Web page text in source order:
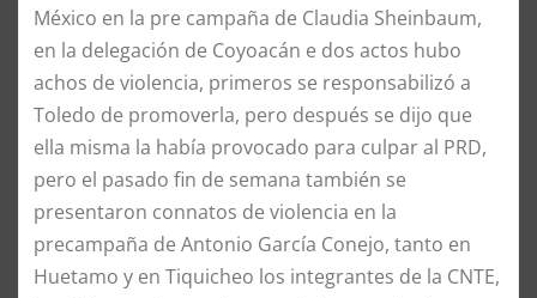
México en la pre campaña de Claudia Sheinbaum,
en la delegación de Coyoacán e dos actos hubo
achos de violencia, primeros se responsabilizó a
Toledo de promoverla, pero después se dijo que
ella misma la había provocado para culpar al PRD,
pero el pasado fin de semana también se
presentaron connatos de violencia en la
precampaña de Antonio García Conejo, tanto en
Huetamo y en Tiquicheo los integrantes de la CNTE,